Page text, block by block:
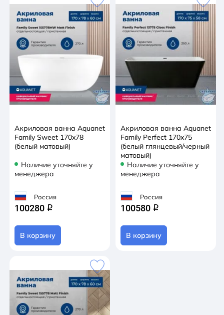
Акриловая ванна Aquanet
Family Sweet 170x78
(белый матовый)
Наличие уточняйте у
менеджера
Россия
100280 q
В корзину
Акриловая ванна Aquanet
Family Perfect 170x75
(белый глянцевый/черный
матовый)
Наличие уточняйте у
менеджера
Россия
100580 q
В корзину